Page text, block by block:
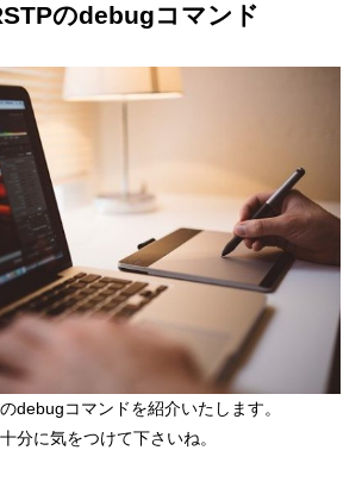
のdebugコマンド
debugコマンドを紹介いたします。
分に気をつけて下さいね。